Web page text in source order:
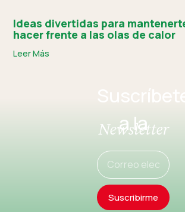
Ideas divertidas para
hacer frente a las olas de calor
Leer Más
a la
Newsletter
Suscribirme